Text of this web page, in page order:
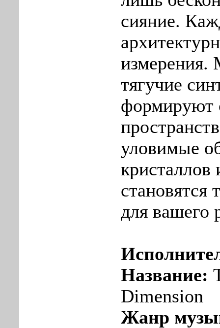
сияние.
измерения.
тягучие
формируют
уловимые
кристаллов
становятся
для вашего
Название:
Dimension
Жанр